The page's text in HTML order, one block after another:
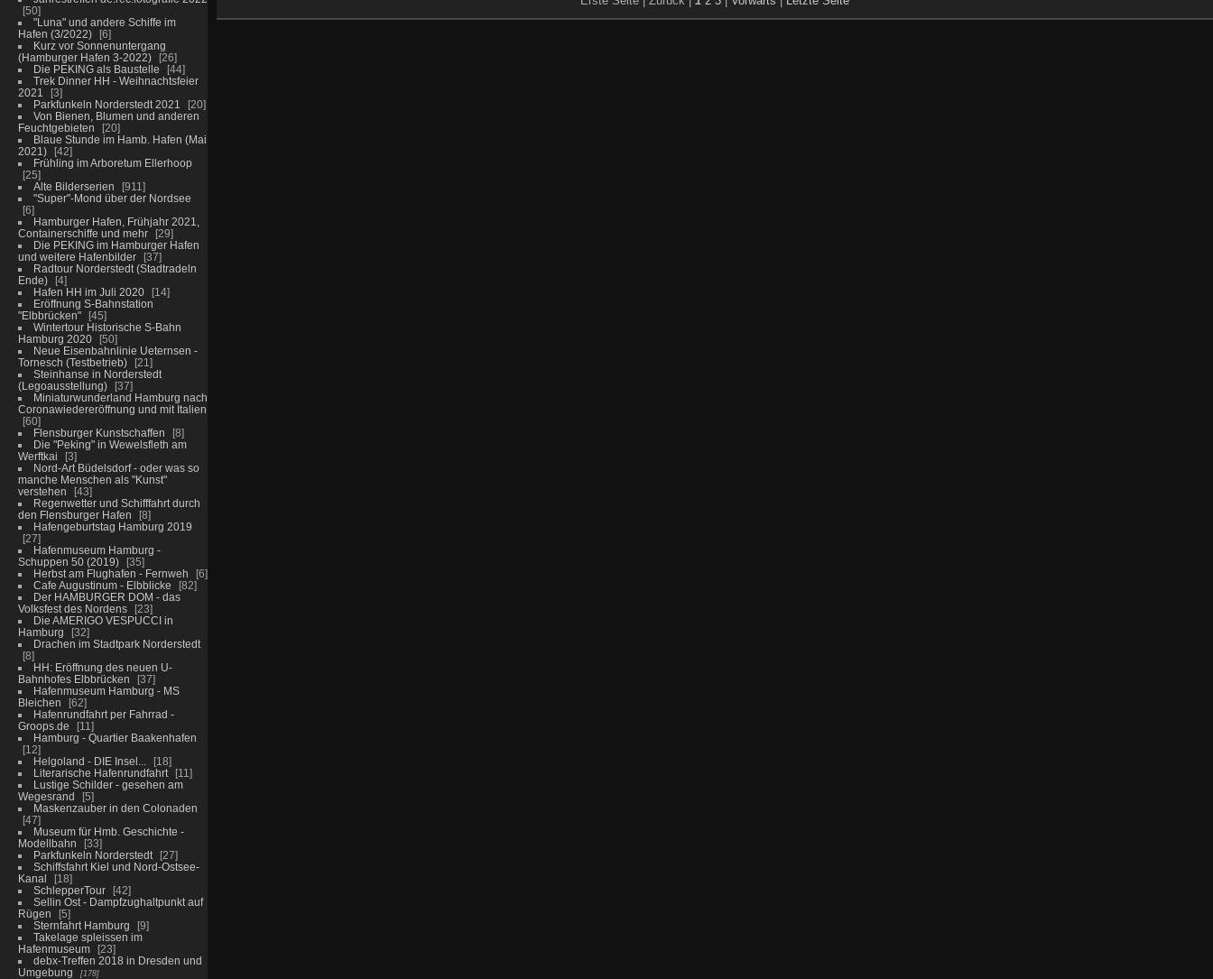
50
"Luna" und andere Schiffe im
Hafen (3/2022)
6
Kurz vor Sonnenuntergang
(Hamburger Hafen 3-2022)
26
Die PEKING als Baustelle
44
Trek Dinner HH - Weihnachtsfeier
2021
3
Parkfunkeln Norderstedt 2021
20
Von Bienen, Blumen und anderen
Feuchtgebieten
20
Blaue Stunde im Hamb. Hafen (Mai
2021)
42
Frühling im Arboretum Ellerhoop
25
Alte Bilderserien
911
"Super"-Mond über der Nordsee
6
Hamburger Hafen, Frühjahr 2021,
Containerschiffe und mehr
29
Die PEKING im Hamburger Hafen
und weitere Hafenbilder
37
Radtour Norderstedt (Stadtradeln
Ende)
4
Hafen HH im Juli 2020
14
Eröffnung S-Bahnstation
"Elbbrücken"
45
Wintertour Historische S-Bahn
Hamburg 2020
50
Neue Eisenbahnlinie Ueternsen -
Tornesch (Testbetrieb)
21
Steinhanse in Norderstedt
(Legoausstellung)
37
Miniaturwunderland Hamburg nach
Coronawiedereröffnung und mit Italien
60
Flensburger Kunstschaffen
8
Die "Peking" in Wewelsfleth am
Werftkai
3
Nord-Art Büdelsdorf - oder was so
manche Menschen als "Kunst"
verstehen
43
Regenwetter und Schifffahrt durch
den Flensburger Hafen
8
Hafengeburtstag Hamburg 2019
27
Hafenmuseum Hamburg -
Schuppen 50 (2019)
35
Herbst am Flughafen - Fernweh
6
Cafe Augustinum - Elbblicke
82
Der HAMBURGER DOM - das
Volksfest des Nordens
23
Die AMERIGO VESPUCCI in
Hamburg
32
Drachen im Stadtpark Norderstedt
8
HH: Eröffnung des neuen U-
Bahnhofes Elbbrücken
37
Hafenmuseum Hamburg - MS
Bleichen
62
Hafenrundfahrt per Fahrrad -
Groops.de
11
Hamburg - Quartier Baakenhafen
12
Helgoland - DIE Insel...
18
Literarische Hafenrundfahrt
11
Lustige Schilder - gesehen am
Wegesrand
5
Maskenzauber in den Colonaden
47
Museum für Hmb. Geschichte -
Modellbahn
33
Parkfunkeln Norderstedt
27
Schiffsfahrt Kiel und Nord-Ostsee-
Kanal
18
SchlepperTour
42
Sellin Ost - Dampfzughaltpunkt auf
Rügen
5
Sternfahrt Hamburg
9
Takelage spleissen im
Hafenmuseum
23
debx-Treffen 2018 in Dresden und
Umgebung
178